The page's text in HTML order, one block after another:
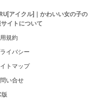
アイクル]｜かわいい女の子の
イトについて
規約
イバシー
トマップ
い合せ
版